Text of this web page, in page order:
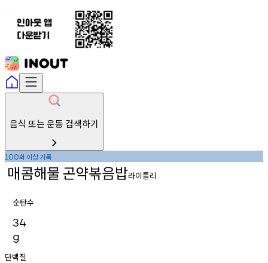
음식 또는 운동 검색하기
100회 이상기록
매콤해물 곤약볶음밥라이틀리
순탄수
34
g
단백질